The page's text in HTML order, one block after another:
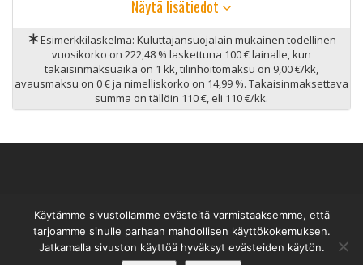
Näytä lisätiedot
∗Esimerkkilaskelma: Kuluttajansuojalain mukainen todellinen
vuosikorko on 222,48 % laskettuna 100 € lainalle, kun
takaisinmaksuaika on 1 kk, tilinhoitomaksu on 9,00 €/kk,
avausmaksu on 0 € ja nimelliskorko on 14,99 %. Takaisinmaksettava
summa on tällöin 110 €, eli 110 €/kk.
© 2026 Tekstivippi
Käytämme sivustollamme evästeitä varmistaaksemme, että
tarjoamme sinulle parhaan mahdollisen käyttökokemuksen.
Jatkamalla sivuston käyttöä hyväksyt evästeiden käytön.